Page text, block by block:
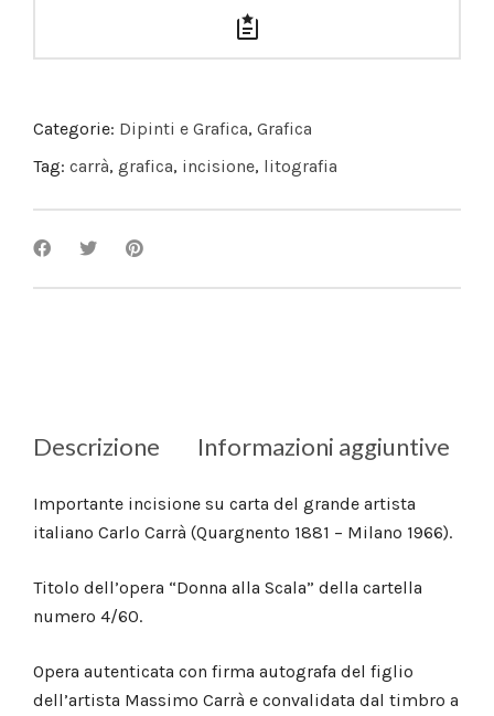
Categorie: Dipinti e Grafica, Grafica
Tag: carrà, grafica, incisione, litografia
Descrizione Informazioni aggiuntive
Importante incisione su carta del grande artista
italiano Carlo Carrà (Quargnento 1881 – Milano 1966).
Titolo dell’opera “Donna alla Scala” della cartella
numero 4/60.
Opera autenticata con firma autografa del figlio
dell’artista Massimo Carrà e convalidata dal timbro a